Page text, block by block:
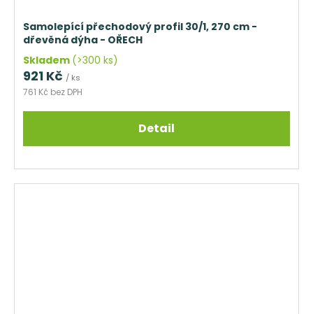
Samolepící přechodový profil 30/1, 270 cm -
dřevěná dýha - OŘECH
Skladem (>300 ks)
761 Kč bez DPH
921 Kč / ks
Detail